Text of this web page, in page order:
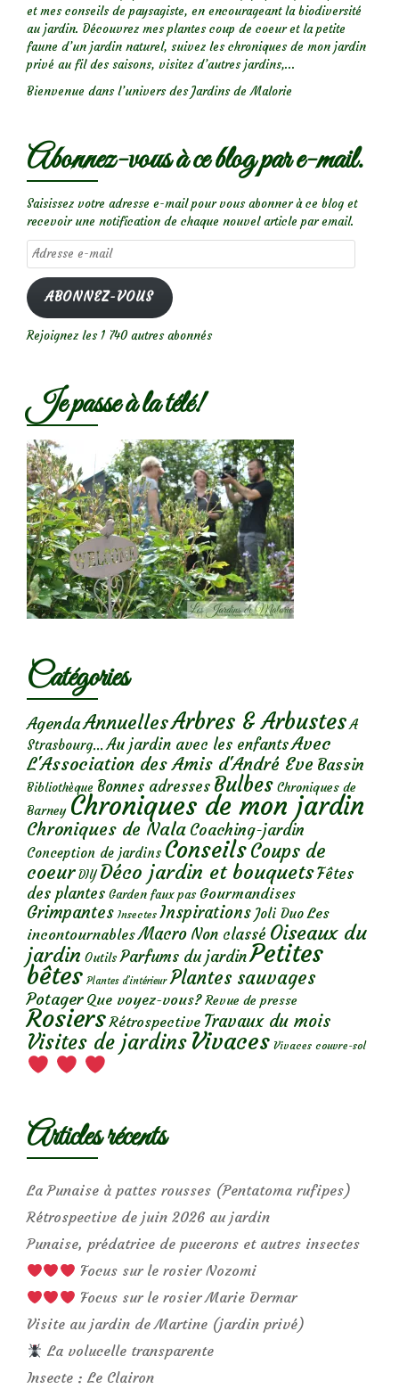
et mes conseils de paysagiste, en encourageant la biodiversité
au jardin. Découvrez mes plantes coup de coeur et la petite
faune d’un jardin naturel, suivez les chroniques de mon jardin
privé au fil des saisons, visitez d’autres jardins,...
Bienvenue dans l’univers des Jardins de Malorie
Abonnez-vous à ce blog par e-mail.
Saisissez votre adresse e-mail pour vous abonner à ce blog et
recevoir une notification de chaque nouvel article par email.
Adresse
e-
mail
ABONNEZ-VOUS
Rejoignez les 1 740 autres abonnés
Je passe à la télé!
Catégories
AgendaAnnuellesArbres & Arbustes A
Strasbourg... Au jardin avec les enfantsAvec
L'Association des Amis d'André Eve Bassin
Bibliothèque Bonnes adresses Bulbes Chroniques de
Barney Chroniques de mon jardin
Chroniques de Nala Coaching-jardin
Conception de jardins ConseilsCoups de
coeur DIY Déco jardin et bouquetsFêtes
des plantes Garden faux pas Gourmandises
Grimpantes Insectes Inspirations Joli Duo Les
incontournables Macro Non classé Oiseaux du
jardin Outils Parfums du jardinPetites
bêtes Plantes d’intérieur Plantes sauvages
Potager Que voyez-vous? Revue de presse
Rosiers Rétrospective Travaux du mois
Visites de jardins Vivaces Vivaces couvre-sol
Articles récents
La Punaise à pattes rousses (Pentatoma rufipes)
Rétrospective de juin 2026 au jardin
Punaise, prédatrice de pucerons et autres insectes
Focus sur le rosier Nozomi
Focus sur le rosier Marie Dermar
Visite au jardin de Martine (jardin privé)
La volucelle transparente
Insecte : Le Clairon